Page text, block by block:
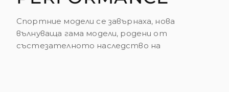
Спортние модели се завърнаха, нова
вълнуваща гама модели, родени от
състезателното наследство на